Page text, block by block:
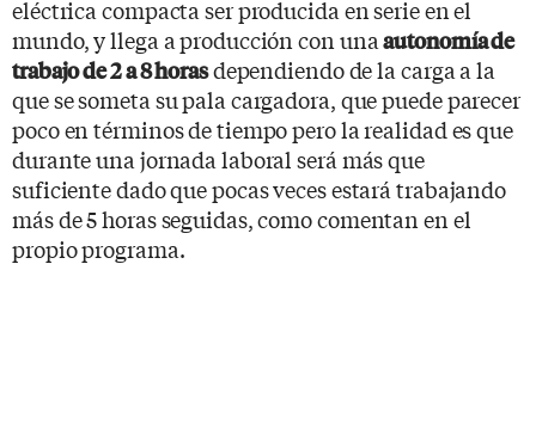
eléctrica compacta ser producida en serie en el
mundo, y llega a producción con unaautonomía de
trabajo de 2 a 8 horasdependiendo de la carga a la
que se someta su pala cargadora, que puede parecer
poco en términos de tiempo pero la realidad es que
durante una jornada laboral será más que
suficiente dado que pocas veces estará trabajando
más de 5 horas seguidas, como comentan en el
propio programa.